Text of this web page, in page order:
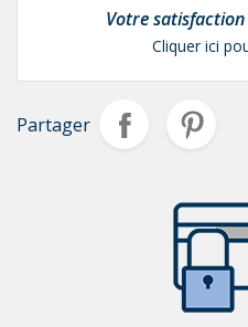
Votre
Cliquer ici
Partager